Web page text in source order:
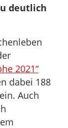
deutlich
2021“
dabei 188
Auch